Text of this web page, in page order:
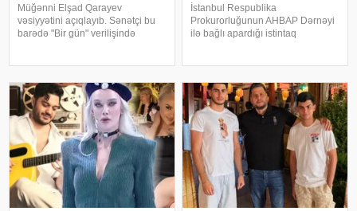
Müğənni Elşad Qarayev
vəsiyyətini açıqlayıb. Sənətçi bu
barədə "Bir gün" verilişində
köçəcəyik. Amma köçməyin d
İstanbul Respublika
Prokurorluğunun AHBAP Dərnəyi
ilə bağlı apardığı istintaq
yerli KİV-in məlumatına görə,
Haluk Leventin köməkçis